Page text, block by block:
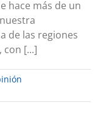
hace más de un
de las regiones
con [...]